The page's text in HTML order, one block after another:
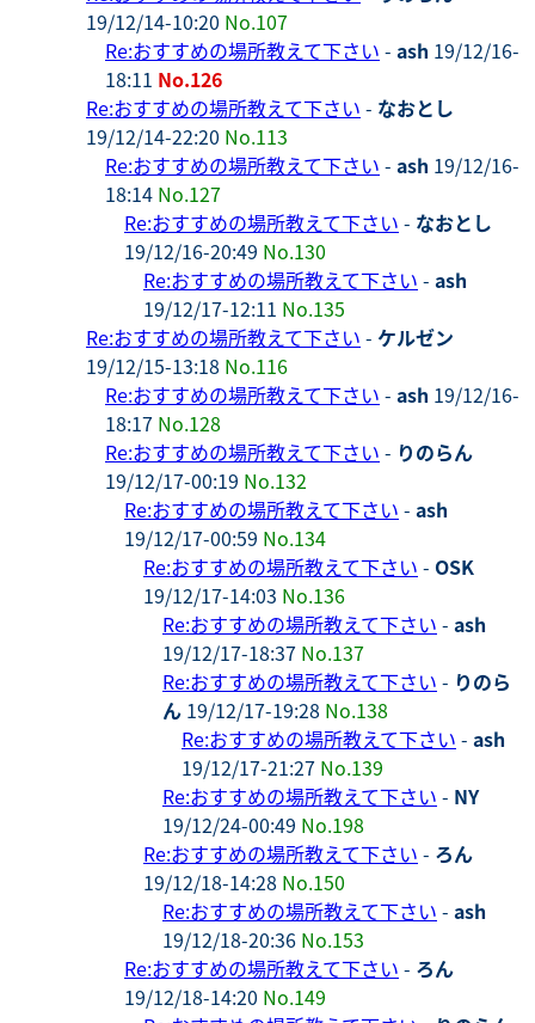
19/12/14-10:20 No.107
Re:おすすめの場所教えて下さい - ash 19/12/16-
18:11 No.126
Re:おすすめの場所教えて下さい - なおとし
19/12/14-22:20 No.113
Re:おすすめの場所教えて下さい - ash 19/12/16-
18:14 No.127
Re:おすすめの場所教えて下さい - なおとし
19/12/16-20:49 No.130
Re:おすすめの場所教えて下さい - ash
19/12/17-12:11 No.135
Re:おすすめの場所教えて下さい - ケルゼン
19/12/15-13:18 No.116
Re:おすすめの場所教えて下さい - ash 19/12/16-
18:17 No.128
Re:おすすめの場所教えて下さい - りのらん
19/12/17-00:19 No.132
Re:おすすめの場所教えて下さい - ash
19/12/17-00:59 No.134
Re:おすすめの場所教えて下さい - OSK
19/12/17-14:03 No.136
Re:おすすめの場所教えて下さい - ash
19/12/17-18:37 No.137
Re:おすすめの場所教えて下さい - りのら
ん 19/12/17-19:28 No.138
Re:おすすめの場所教えて下さい - ash
19/12/17-21:27 No.139
Re:おすすめの場所教えて下さい - NY
19/12/24-00:49 No.198
Re:おすすめの場所教えて下さい - ろん
19/12/18-14:28 No.150
Re:おすすめの場所教えて下さい - ash
19/12/18-20:36 No.153
Re:おすすめの場所教えて下さい - ろん
19/12/18-14:20 No.149